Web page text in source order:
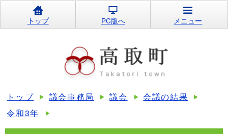
トップ PC版へ メニュー
トップ 議会事務局 議会
会議の結果
令和3年